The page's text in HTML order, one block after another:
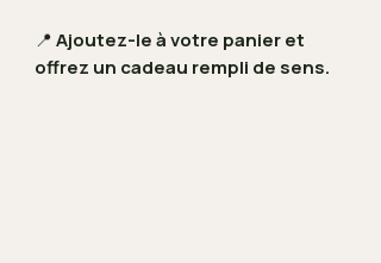
📍Ajoutez-le à votre panier et
offrez un cadeau rempli de sens.